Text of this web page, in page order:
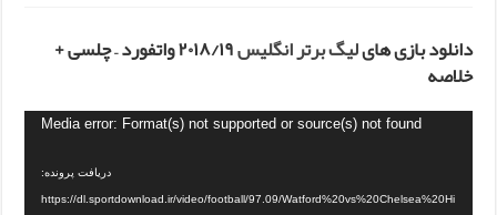
دانلود بازی هایلیگ برتر انگلیس ۲۰۱۸/۱۹ واتفورد – چلسی +
خلاصه
Media error: Format(s) not supported or source(s) not found
دریافت پرونده:
https://dl.sportdownload.ir/video/football/97.09/Watford%20vs%20Chelsea%20Hi